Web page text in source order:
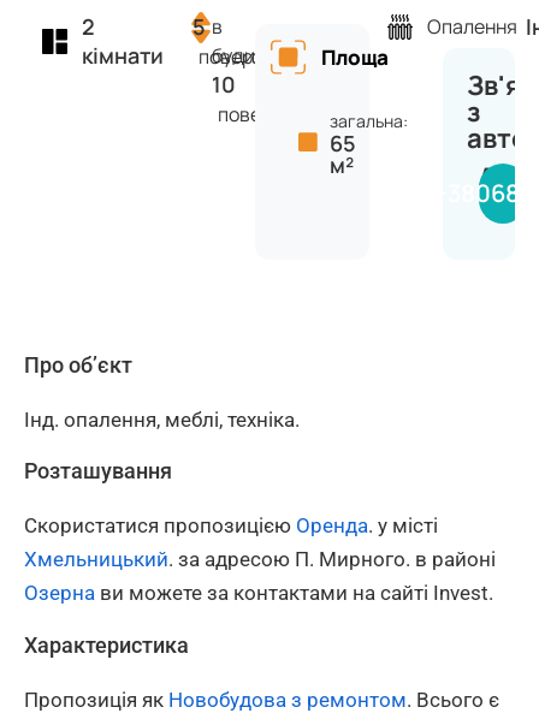
2
кімнати
5
поверх
в
будинку
10
поверхів
Площа
загальна:
65
м²
Опалення
з
Про об’єкт
Інд. опалення, меблі, техніка.
Розташування
Скористатися пропозицією Оренда. у місті
Хмельницький. за адресою П. Мирного. в районі
Озерна ви можете за контактами на сайті Invest.
Характеристика
Пропозиція як Новобудова з ремонтом. Всього є